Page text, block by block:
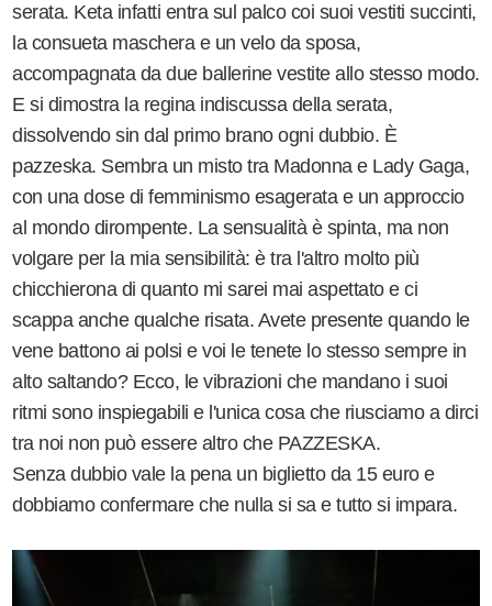
serata. Keta infatti entra sul palco coi suoi vestiti succinti,
la consueta maschera e un velo da sposa,
accompagnata da due ballerine vestite allo stesso modo.
E si dimostra la regina indiscussa della serata,
dissolvendo sin dal primo brano ogni dubbio. È
pazzeska. Sembra un misto tra Madonna e Lady Gaga,
con una dose di femminismo esagerata e un approccio
al mondo dirompente. La sensualità è spinta, ma non
volgare per la mia sensibilità: è tra l'altro molto più
chicchierona di quanto mi sarei mai aspettato e ci
scappa anche qualche risata. Avete presente quando le
vene battono ai polsi e voi le tenete lo stesso sempre in
alto saltando? Ecco, le vibrazioni che mandano i suoi
ritmi sono inspiegabili e l'unica cosa che riusciamo a dirci
tra noi non può essere altro che PAZZESKA.
Senza dubbio vale la pena un biglietto da 15 euro e
dobbiamo confermare che nulla si sa e tutto si impara.